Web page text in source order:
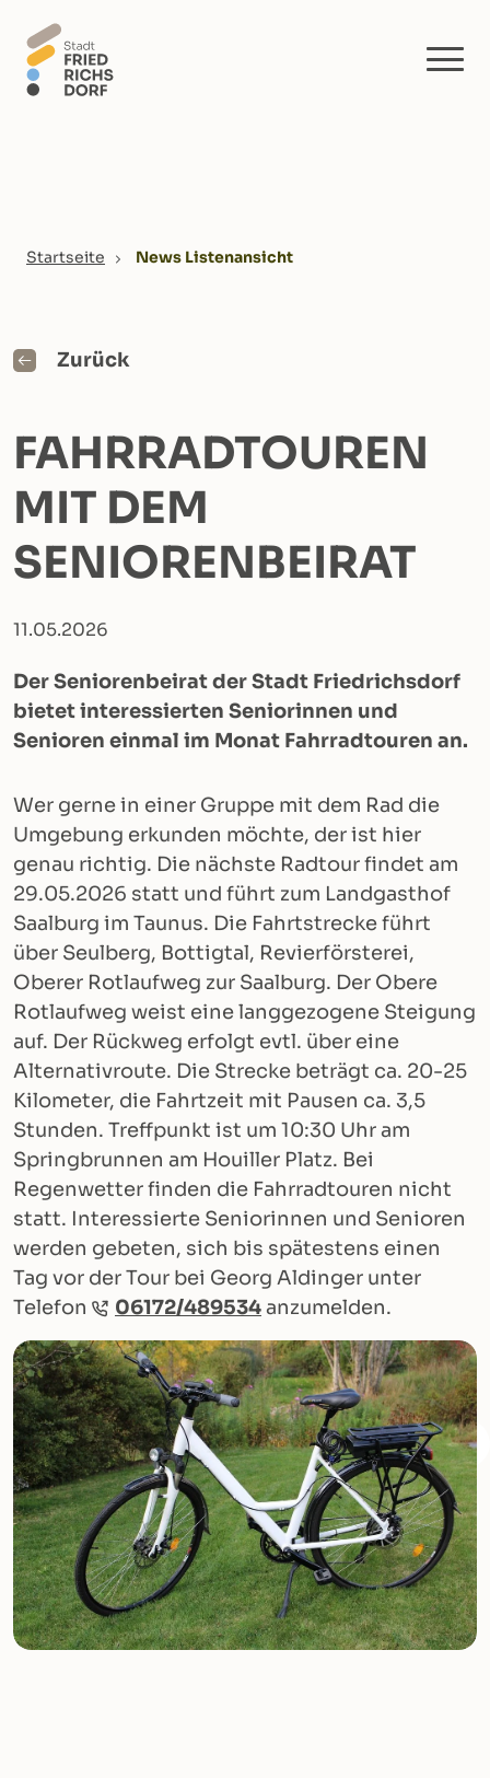
You are here:
Startseite News Listenansicht
Zurück
FAHRRADTOUREN
MIT DEM
SENIORENBEIRAT
11.05.2026
Der Seniorenbeirat der Stadt Friedrichsdorf
bietet interessierten Seniorinnen und
Senioren einmal im Monat Fahrradtouren an.
Wer gerne in einer Gruppe mit dem Rad die
Umgebung erkunden möchte, der ist hier
genau richtig. Die nächste Radtour findet am
29.05.2026 statt und führt zum Landgasthof
Saalburg im Taunus. Die Fahrtstrecke führt
über Seulberg, Bottigtal, Revierförsterei,
Oberer Rotlaufweg zur Saalburg. Der Obere
Rotlaufweg weist eine langgezogene Steigung
auf. Der Rückweg erfolgt evtl. über eine
Alternativroute. Die Strecke beträgt ca. 20-25
Kilometer, die Fahrtzeit mit Pausen ca. 3,5
Stunden. Treffpunkt ist um 10:30 Uhr am
Springbrunnen am Houiller Platz. Bei
Regenwetter finden die Fahrradtouren nicht
statt. Interessierte Seniorinnen und Senioren
werden gebeten, sich bis spätestens einen
Tag vor der Tour bei Georg Aldinger unter
Telefon
06172/489534 anzumelden.